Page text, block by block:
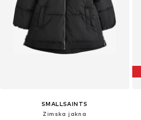
SMALLSAINTS
Zimska jakna